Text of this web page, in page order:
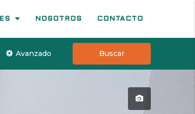
NOSOTROS CONTACTO
Avanzado Buscar